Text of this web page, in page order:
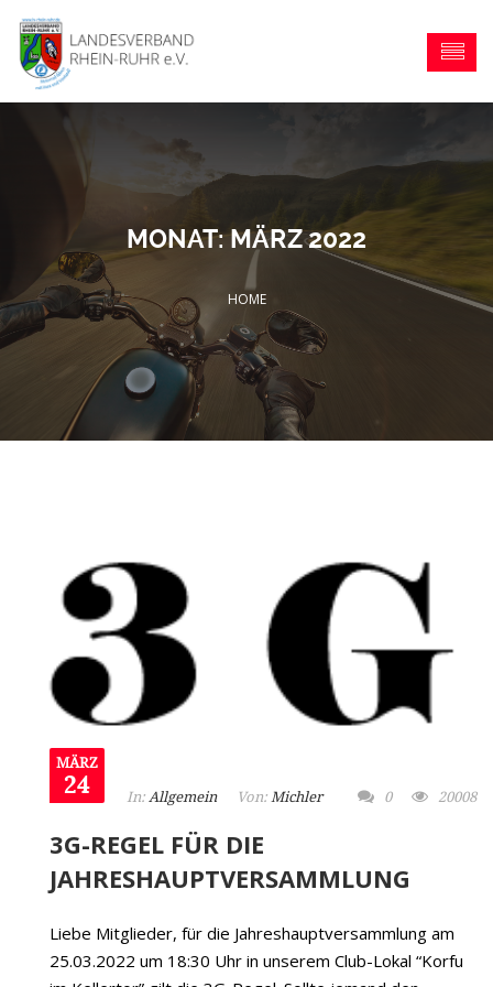
MONAT:MÄRZ 2022
MÄRZ
24 In: Allgemein Von: Michler 0 20008
3G-REGEL FÜR DIE
JAHRESHAUPTVERSAMMLUNG
Liebe Mitglieder, für die Jahreshauptversammlung am
25.03.2022 um 18:30 Uhr in unserem Club-Lokal “Korfu